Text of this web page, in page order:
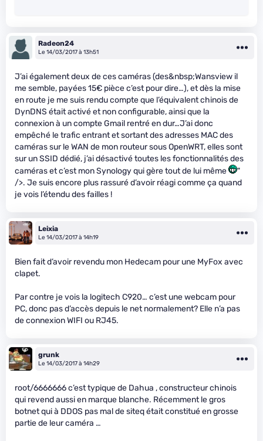
Radeon24
Le 14/03/2017 à 13h51
J’ai également deux de ces caméras (des&nbsp;Wansview il
me semble, payées 15€ pièce c’est pour dire…), et dès la mise
en route je me suis rendu compte que l’équivalent chinois de
DynDNS était activé et non configurable, ainsi que la
connexion à un compte Gmail rentré en dur…J’ai donc
empêché le trafic entrant et sortant des adresses MAC des
caméras sur le WAN de mon routeur sous OpenWRT, elles sont
sur un SSID dédié, j’ai désactivé toutes les fonctionnalités des
caméras et c’est mon Synology qui gère tout de lui même
"
/>. Je suis encore plus rassuré d’avoir réagi comme ça quand
je vois l’étendu des failles !
Leixia
Le 14/03/2017 à 14h19
Bien fait d’avoir revendu mon Hedecam pour une MyFox avec
clapet.
Par contre je vois la logitech C920… c’est une webcam pour
PC, donc pas d’accès depuis le net normalement? Elle n’a pas
de connexion WIFI ou RJ45.
grunk
Le 14/03/2017 à 14h29
root/6666666 c’est typique de Dahua , constructeur chinois
qui revend aussi en marque blanche. Récemment le gros
botnet qui à DDOS pas mal de siteq était constitué en grosse
partie de leur caméra …